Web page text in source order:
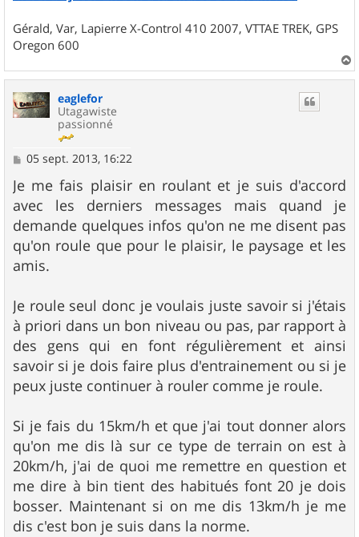
Gérald, Var, Lapierre X-Control 410 2007, VTTAE TREK, GPS
Oregon 600
a
eaglefor
Utagawiste
passionné
M
s
s
a
g
e
05 sept. 2013, 16:22
Je me fais plaisir en roulant et je suis d'accord
avec les derniers messages mais quand je
demande quelques infos qu'on ne me disent pas
qu'on roule que pour le plaisir, le paysage et les
amis.
Je roule seul donc je voulais juste savoir si j'étais
à priori dans un bon niveau ou pas, par rapport à
des gens qui en font régulièrement et ainsi
savoir si je dois faire plus d'entrainement ou si je
peux juste continuer à rouler comme je roule.
Si je fais du 15km/h et que j'ai tout donner alors
qu'on me dis là sur ce type de terrain on est à
20km/h, j'ai de quoi me remettre en question et
me dire à bin tient des habitués font 20 je dois
bosser. Maintenant si on me dis 13km/h je me
dis c'est bon je suis dans la norme.